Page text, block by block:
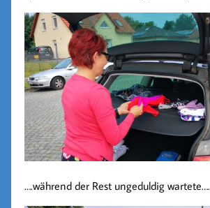
….während der Rest ungeduldig wartete….